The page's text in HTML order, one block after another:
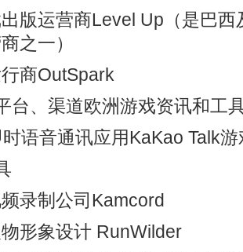
版运营商Level Up（是巴
之一）
商OutSpark
台、渠道欧洲游戏资讯和工
语音通讯应用KaKao Talk
录制公司Kamcord
形象设计 RunWilder